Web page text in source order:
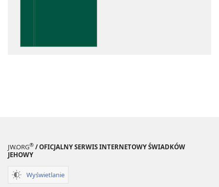
JW.ORG® / OFICJALNY SERWIS INTERNETOWY ŚWIADKÓW
JEHOWY
Wyświetlanie